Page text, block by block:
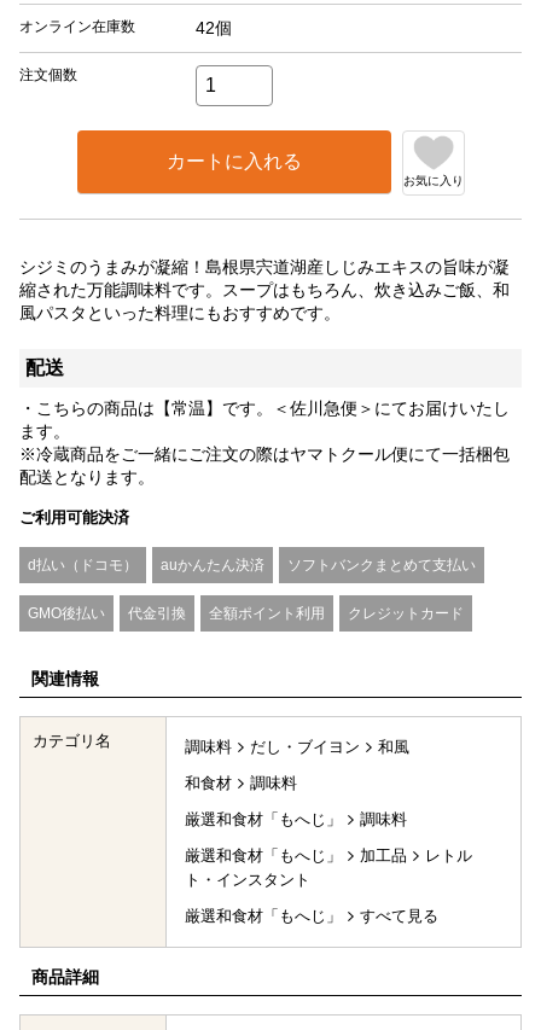
オンライン在庫数 42個
注文個数
カートに入れる
お気に入り
シジミのうまみが凝縮！島根県宍道湖産しじみエキスの旨味が凝
縮された万能調味料です。スープはもちろん、炊き込みご飯、和
風パスタといった料理にもおすすめです。
配送
・こちらの商品は【常温】です。＜佐川急便＞にてお届けいたし
ます。
※冷蔵商品をご一緒にご注文の際はヤマトクール便にて一括梱包
配送となります。
ご利用可能決済
d払い（ドコモ） auかんたん決済 ソフトバンクまとめて支払い
GMO後払い 代金引換 全額ポイント利用 クレジットカード
関連情報
カテゴリ名 調味料 だし・ブイヨン
和風
和食材
調味料
厳選和食材「もへじ」
調味料
厳選和食材「もへじ」
加工品
レトル
ト・インスタント
厳選和食材「もへじ」
すべて見る
商品詳細